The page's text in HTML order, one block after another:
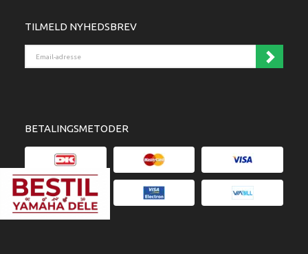
TILMELD NYHEDSBREV
BETALINGSMETODER